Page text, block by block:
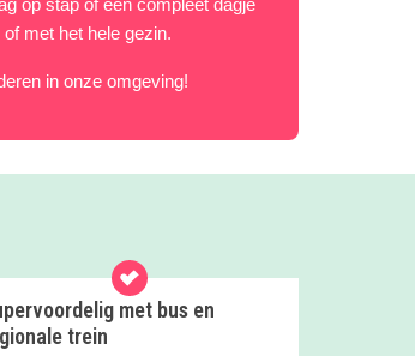
met het hele gezin.
in onze omgeving!
met bus en
trein